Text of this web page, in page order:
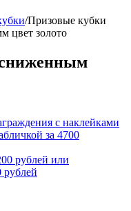
/Призовые кубки
цвет золото
с наклейками
за 4700
рублей или
рублей